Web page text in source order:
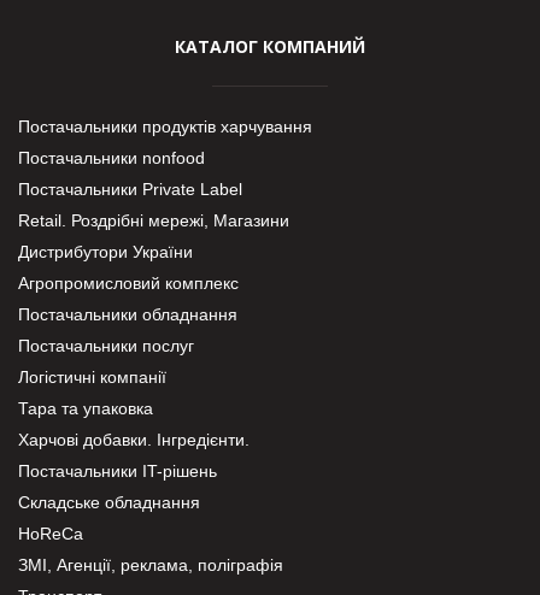
КАТАЛОГ КОМПАНИЙ
Постачальники продуктів харчування
Постачальники nonfood
Постачальники Private Label
Retail. Роздрібні мережі, Магазини
Дистрибутори України
Агропромисловий комплекс
Постачальники обладнання
Постачальники послуг
Логістичні компанії
Тара та упаковка
Харчові добавки. Інгредієнти.
Постачальники IT-рішень
Складське обладнання
HoReCa
ЗМІ, Агенції, реклама, поліграфія